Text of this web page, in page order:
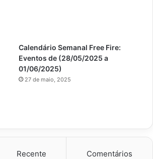
Calendário Semanal Free Fire:
Eventos de (28/05/2025 a
01/06/2025)
27 de maio, 2025
Recente Comentários